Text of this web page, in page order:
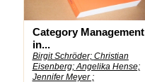
Category Management
in...
Birgit Schröder; Christian
Eisenberg; Angelika Hense;
Jennifer Meyer ;